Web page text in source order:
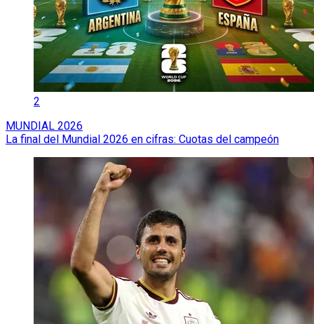
2
MUNDIAL 2026
La final del Mundial 2026 en cifras: Cuotas del campeón